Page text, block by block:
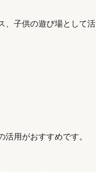
、子供の遊び場として活
用がおすすめです。